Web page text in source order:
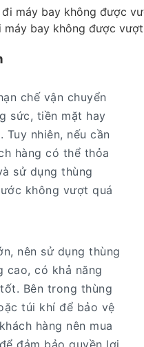
máy bay không được
chế vận chuyển
sức, tiền mặt hay
nhiên, nếu cần
hàng có thể thỏa
sử dụng thùng
không vượt quá
nên sử dụng thùng
có khả năng
Bên trong thùng
túi khí để bảo vệ
hàng nên mua